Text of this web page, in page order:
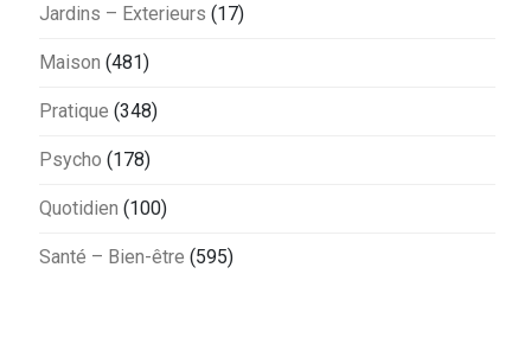
Jardins – Exterieurs (17)
Maison (481)
Pratique (348)
Psycho (178)
Quotidien (100)
Santé – Bien-être (595)